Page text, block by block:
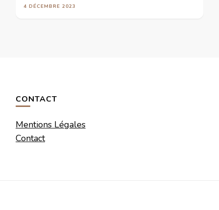
4 DÉCEMBRE 2023
CONTACT
Mentions Légales
Contact